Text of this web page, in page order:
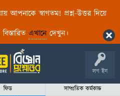
আপনাকে স্বাগতম! প্রশ্ন-উত্তর দিয়ে
এখানেদেখুন।
লগ ইন
ফিড
সাম্প্রতিক কর্মকান্ড